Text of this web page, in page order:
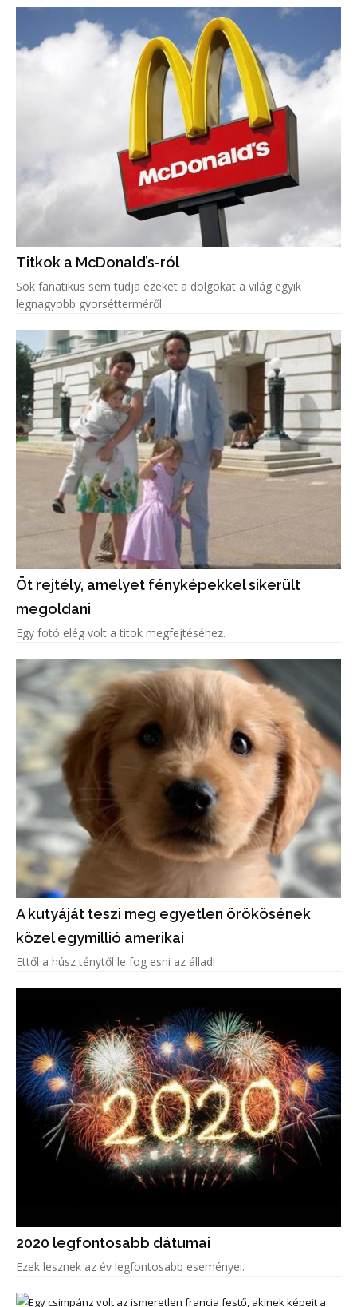
Titkok a McDonald’s-ról
Sok fanatikus sem tudja ezeket a dolgokat a világ egyik
legnagyobb gyorsétterméről.
Öt rejtély, amelyet fényképekkel sikerült
megoldani
Egy fotó elég volt a titok megfejtéséhez.
A kutyáját teszi meg egyetlen örökösének
közel egymillió amerikai
Ettől a húsz ténytől le fog esni az állad!
2020 legfontosabb dátumai
Ezek lesznek az év legfontosabb eseményei.